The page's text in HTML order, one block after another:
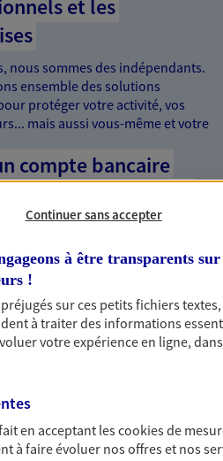
et les
nous sommes des indépendants.
ensemble des solutions
protéger votre activité, vos
mais aussi vous-même et votre
compte bancaire
salaire, constituer un pécule,
ou tout simplement garder
dépenses : nous vous
au quotidien.
et transmettre votre
conjoint, vos enfants et vos
vos objectifs et en vous
les bonnes décisions.
Continuer sans accepter
à être transparents
!
sur ces petits fichiers
à traiter des informations
votre expérience en ligne,
en acceptant lescookiesde
à faire évoluer nos offres et nos